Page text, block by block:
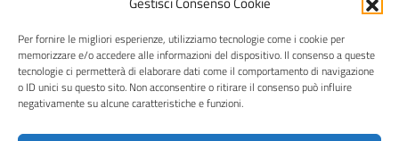
Per fornire le migliori esperienze, utilizziamo tecnologie come i cookie per
memorizzare e/o accedere alle informazioni del dispositivo. Il consenso a queste
tecnologie ci permetterà di elaborare dati come il comportamento di navigazione
o ID unici su questo sito. Non acconsentire o ritirare il consenso può influire
negativamente su alcune caratteristiche e funzioni.
Useful Links Section
Privacy | Cookie policy | Contatti |
accessibilità | Crediti | Nota di copyright | Realizzato da